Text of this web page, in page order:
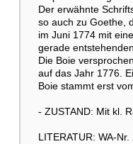
Der erwähnte
so auch zu Goethe,
im Juni 1774 mit
gerade entstehenden
Die Boie
auf das Jahr 1776.
Boie stammt erst
- ZUSTAND: Mit kl.
LITERATUR: WA-